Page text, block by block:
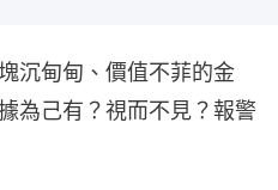
沉甸甸、價值不菲的金
為己有？視而不見？報警